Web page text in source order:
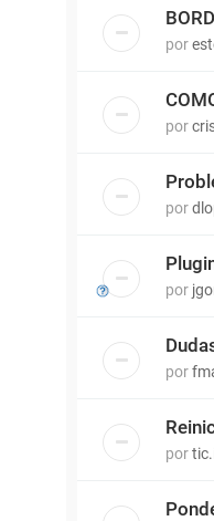
por
por
por
por
por
por